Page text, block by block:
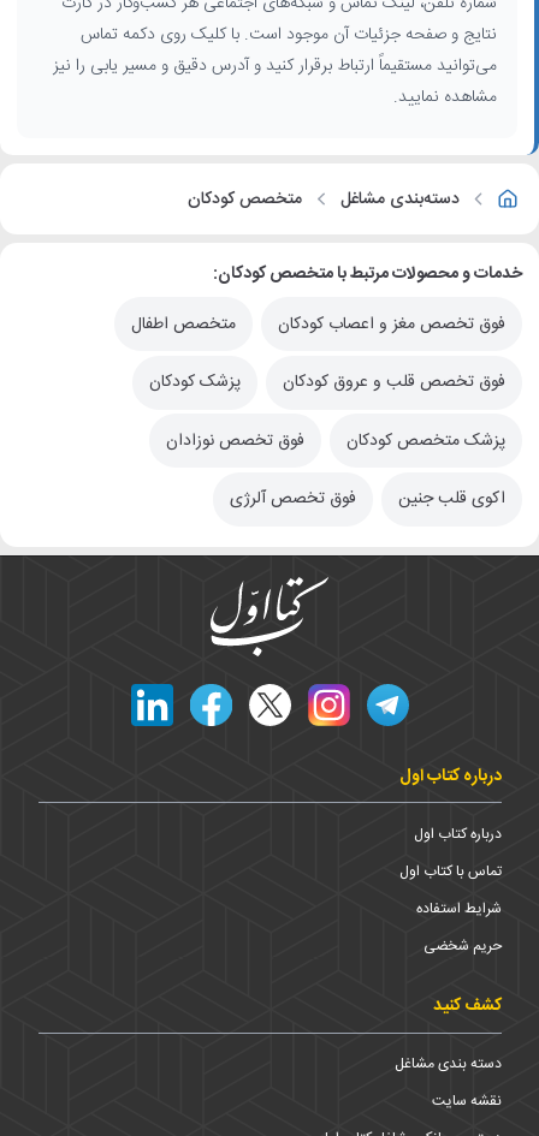
نتایج و صفحه جزئیات آن موجود است. با کلیک روی دکمه تماس
می‌توانید مستقیماً ارتباط برقرار کنید و آدرس دقیق و مسیر یابی را نیز
مشاهده نمایید.
دسته‌بندی مشاغل متخصص کودکان
خدمات و محصولات مرتبط با متخصص کودکان:
فوق تخصص مغز و اعصاب کودکان
متخصص اطفال
فوق تخصص قلب و عروق کودکان پزشک کودکان
پزشک متخصص کودکان فوق تخصص نوزادان
اکوی قلب جنین فوق تخصص آلرژی
درباره کتاب اول
درباره کتاب اول
تماس با کتاب اول
شرایط استفاده
حریم شخضی
کشف کنید
دسته بندی مشاغل
نقشه سایت